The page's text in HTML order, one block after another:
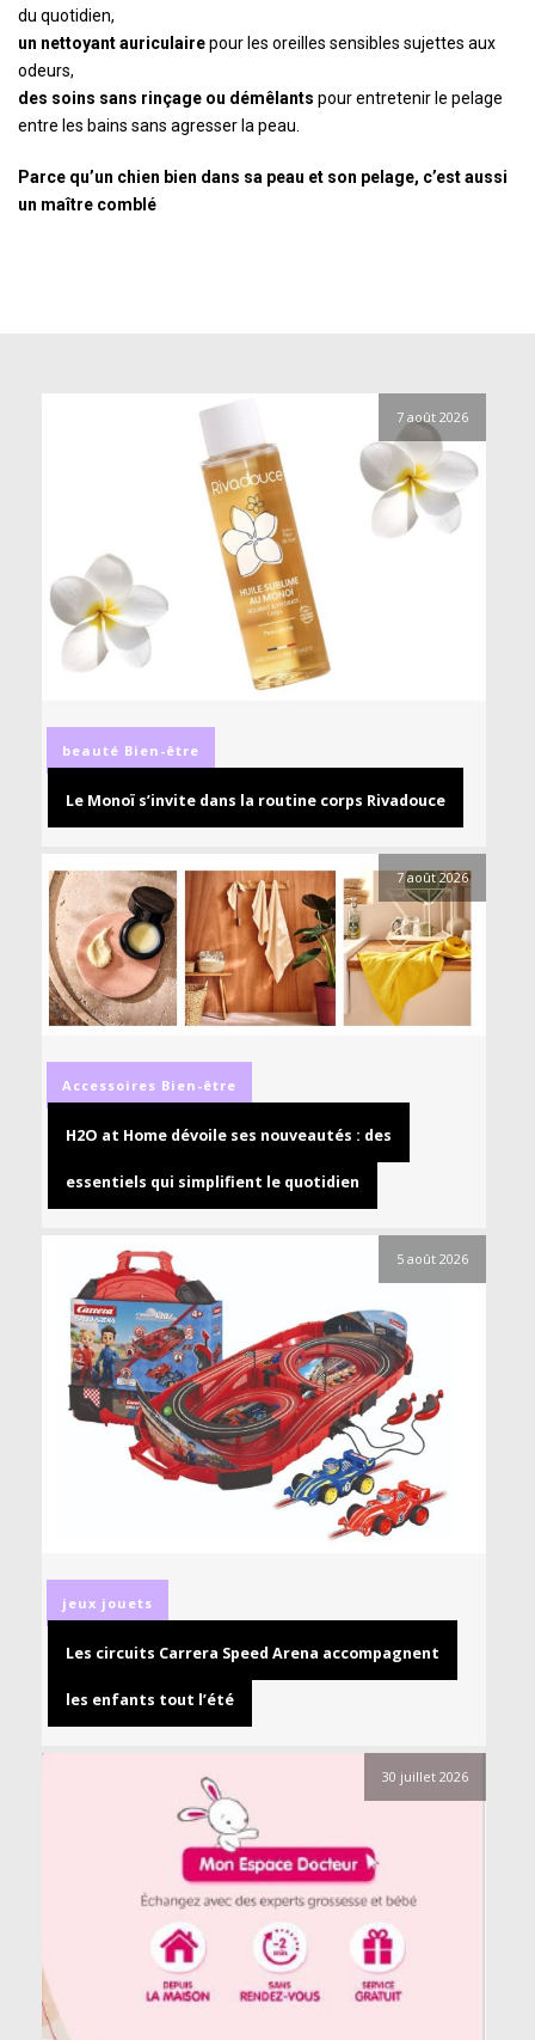
du quotidien,
un nettoyant auriculairepour les oreilles sensibles sujettes aux
odeurs,
des soins sans rinçage ou démêlants pour entretenir le pelage
entre les bains sans agresser la peau.
Parce qu’un chien bien dans sa peau et son pelage, c’est aussi
un maître comblé
7 août 2026
beauté Bien-être
Le Monoï s’invite dans la routine corps Rivadouce
7 août 2026
Accessoires Bien-être
H2O at Home dévoile ses nouveautés : des
essentiels qui simplifient le quotidien
5 août 2026
jeux jouets
Les circuits Carrera Speed Arena accompagnent
les enfants tout l’été
30 juillet 2026